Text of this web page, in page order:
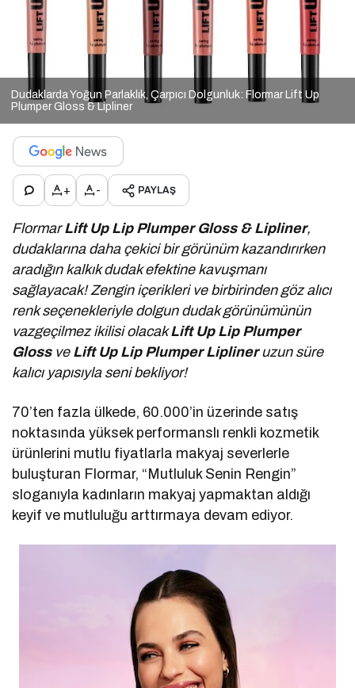
Dudaklarda Yoğun Parlaklık, Çarpıcı Dolgunluk: Flormar Lift Up
Plumper Gloss & Lipliner
+ - PAYLAŞ
FlormarLift Up Lip Plumper Gloss & Lipliner,
dudaklarına daha çekici bir görünüm kazandırırken
aradığın kalkık dudak efektine kavuşmanı
sağlayacak! Zengin içerikleri ve birbirinden göz alıcı
renk seçenekleriyle dolgun dudak görünümünün
vazgeçilmez ikilisi olacakLift Up Lip Plumper
Glossve Lift Up Lip Plumper Liplineruzun süre
kalıcı yapısıyla seni bekliyor!
70’ten fazla ülkede, 60.000’in üzerinde satış
noktasında yüksek performanslı renkli kozmetik
ürünlerini mutlu fiyatlarla makyaj severlerle
buluşturan Flormar, “Mutluluk Senin Rengin”
sloganıyla kadınların makyaj yapmaktan aldığı
keyif ve mutluluğu arttırmaya devam ediyor.